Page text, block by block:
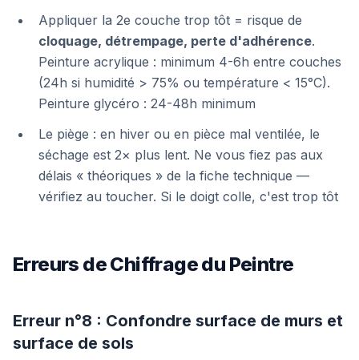
Appliquer la 2e couche trop tôt = risque de
cloquage, détrempage, perte d'adhérence.
Peinture acrylique : minimum 4-6h entre couches
(24h si humidité > 75% ou température < 15°C).
Peinture glycéro : 24-48h minimum
Le piège : en hiver ou en pièce mal ventilée, le
séchage est 2× plus lent. Ne vous fiez pas aux
délais « théoriques » de la fiche technique —
vérifiez au toucher. Si le doigt colle, c'est trop tôt
Erreurs de Chiffrage du Peintre
Erreur n°8 : Confondre surface de murs et
surface de sols